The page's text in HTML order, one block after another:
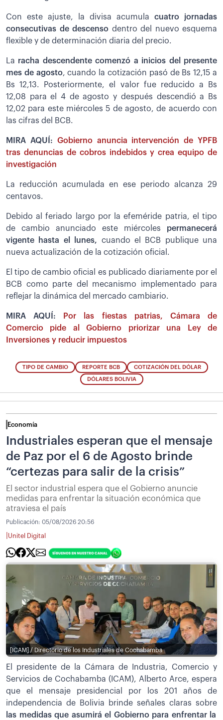
Con este ajuste, la divisa acumula cuatro jornadas
consecutivas de descenso dentro del nuevo esquema
flexible y de determinación diaria del precio.
La racha descendente comenzó a inicios del presente
mes de agosto, cuando la cotización pasó de Bs 12,15 a
Bs 12,13. Posteriormente, el valor fue reducido a Bs
12,08 para el 4 de agosto y después descendió a Bs
12,02 para este miércoles 5 de agosto, de acuerdo con
las cifras del BCB.
MIRA AQUÍ: Gobierno anuncia intervención de YPFB
tras denuncias de cobros indebidos y crea equipo de
investigación
La reducción acumulada en ese periodo alcanza 29
centavos.
Debido al feriado largo por la efeméride patria, el tipo
de cambio anunciado este miércoles permanecerá
vigente hasta el lunes, cuando el BCB publique una
nueva actualización de la cotización oficial.
El tipo de cambio oficial es publicado diariamente por el
BCB como parte del mecanismo implementado para
reflejar la dinámica del mercado cambiario.
MIRA AQUÍ:
Por las fiestas patrias, Cámara de
Comercio pide al Gobierno priorizar una Ley de
Inversiones y reducir impuestos
TIPO DE CAMBIO REPORTE BCB COTIZACIÓN DEL DÓLAR
DÓLARES BOLIVIA
Economía
Industriales esperan que el mensaje
de Paz por el 6 de Agosto brinde
“certezas para salir de la crisis”
El sector industrial espera que el Gobierno anuncie
medidas para enfrentar la situación económica que
atraviesa el país
Publicación: 05/08/2026 20:56
Unitel Digital
[ICAM] / Directorio de los Industriales de Cochabamba
El presidente de la Cámara de Industria, Comercio y
Servicios de Cochabamba (ICAM), Alberto Arce, espera
que el mensaje presidencial por los 201 años de
independencia de Bolivia brinde señales claras sobre
las medidas que asumirá el Gobierno para enfrentar la